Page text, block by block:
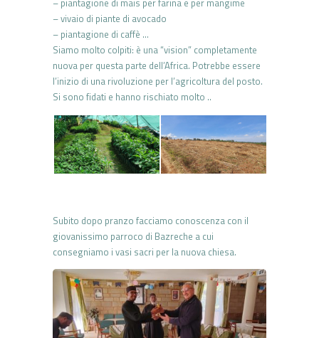
– vivaio di piante di avocado
– piantagione di caffè …
Siamo molto colpiti: è una “vision” completamente
nuova per questa parte dell’Africa. Potrebbe essere
l’inizio di una rivoluzione per l’agricoltura del posto.
Si sono fidati e hanno rischiato molto ..
Subito dopo pranzo facciamo conoscenza con il
giovanissimo parroco di Bazreche a cui
consegniamo i vasi sacri per la nuova chiesa.